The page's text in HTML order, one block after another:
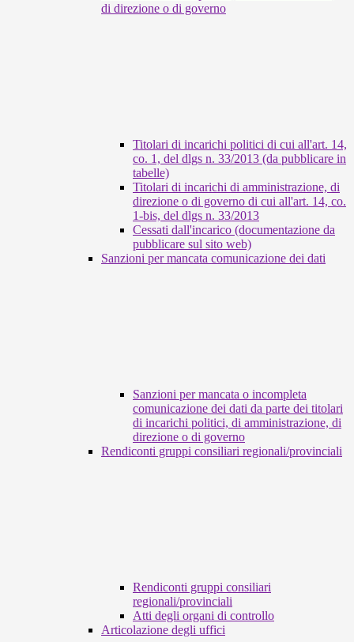
di direzione o di governo
Titolari di incarichi politici di cui all'art. 14,
co. 1, del dlgs n. 33/2013 (da pubblicare in
tabelle)
Titolari di incarichi di amministrazione, di
direzione o di governo di cui all'art. 14, co.
1-bis, del dlgs n. 33/2013
Cessati dall'incarico (documentazione da
pubblicare sul sito web)
Sanzioni per mancata comunicazione dei dati
Sanzioni per mancata o incompleta
comunicazione dei dati da parte dei titolari
di incarichi politici, di amministrazione, di
direzione o di governo
Rendiconti gruppi consiliari regionali/provinciali
Rendiconti gruppi consiliari
regionali/provinciali
Atti degli organi di controllo
Articolazione degli uffici